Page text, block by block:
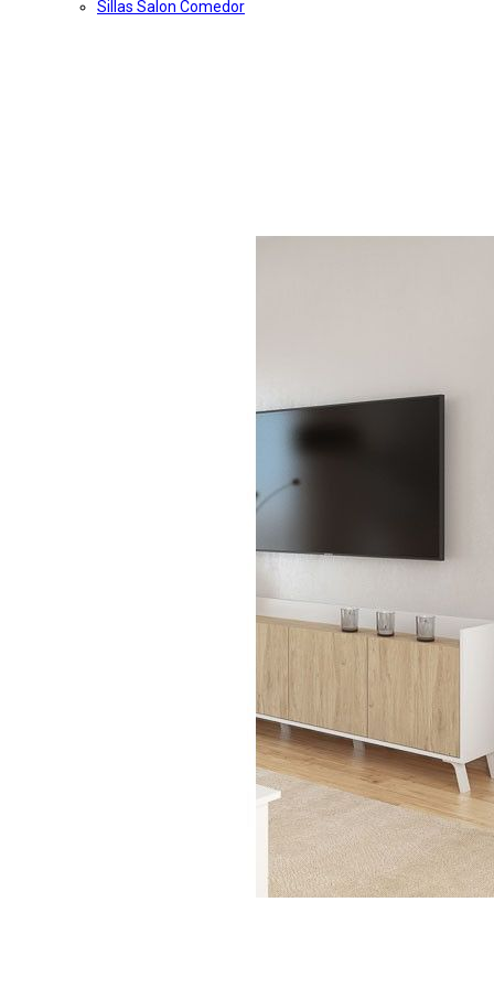
Sillas Salon Comedor